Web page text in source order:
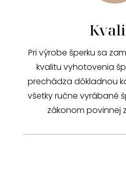
Pri výrobe šperku sa
kvalitu vyhotovenia
prechádza dôkladnou
všetky ručne vyrábané
zákonom povinnej